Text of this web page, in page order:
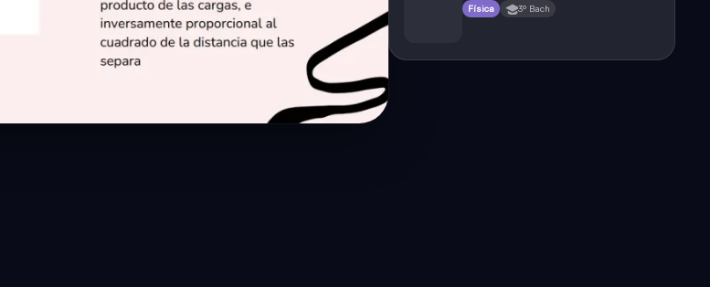
Física 3º Bach